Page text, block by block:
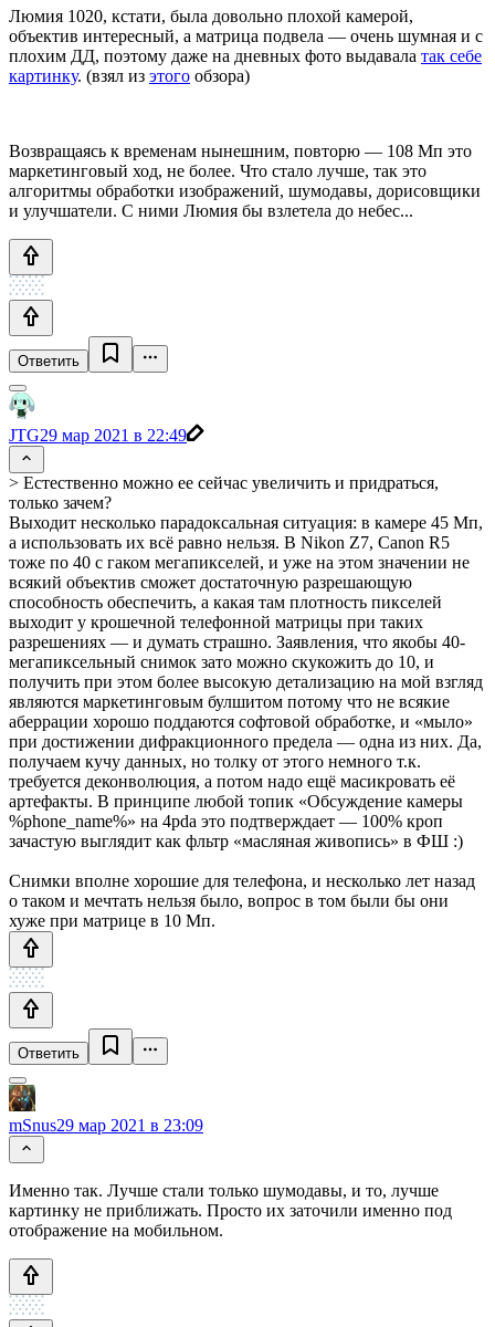
Люмия 1020, кстати, была довольно плохой камерой,
объектив интересный, а матрица подвела — очень шумная и с
плохим ДД, поэтому даже на дневных фото выдавала так себе
картинку. (взял из этого обзора)
Возвращаясь к временам нынешним, повторю — 108 Мп это
маркетинговый ход, не более. Что стало лучше, так это
алгоритмы обработки изображений, шумодавы, дорисовщики
и улучшатели. С ними Люмия бы взлетела до небес...
Ответить
JTG29 мар 2021 в 22:49
> Естественно можно ее сейчас увеличить и придраться,
только зачем?
Выходит несколько парадоксальная ситуация: в камере 45 Мп,
а использовать их всё равно нельзя. В Nikon Z7, Canon R5
тоже по 40 с гаком мегапикселей, и уже на этом значении не
всякий объектив сможет достаточную разрешающую
способность обеспечить, а какая там плотность пикселей
выходит у крошечной телефонной матрицы при таких
разрешениях — и думать страшно. Заявления, что якобы 40-
мегапиксельный снимок зато можно скукожить до 10, и
получить при этом более высокую детализацию на мой взгляд
являются маркетинговым булшитом потому что не всякие
аберрации хорошо поддаются софтовой обработке, и «мыло»
при достижении дифракционного предела — одна из них. Да,
получаем кучу данных, но толку от этого немного т.к.
требуется деконволюция, а потом надо ещё масикровать её
артефакты. В принципе любой топик «Обсуждение камеры
%phone_name%» на 4pda это подтверждает — 100% кроп
зачастую выглядит как фльтр «масляная живопись» в ФШ :)
Снимки вполне хорошие для телефона, и несколько лет назад
о таком и мечтать нельзя было, вопрос в том были бы они
хуже при матрице в 10 Мп.
Ответить
mSnus29 мар 2021 в 23:09
Именно так. Лучше стали только шумодавы, и то, лучше
картинку не приближать. Просто их заточили именно под
отображение на мобильном.